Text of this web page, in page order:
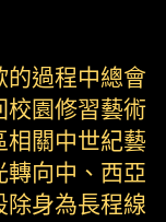
的過程中總會
校園修習藝術
相關中世紀藝
轉向中、西亞
除身為長程線